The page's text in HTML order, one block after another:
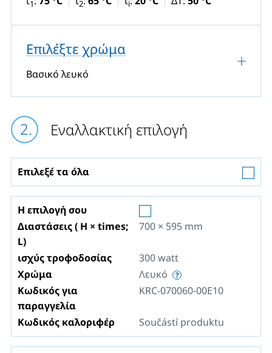
1 2 i
Επιλέξτε χρώμα
Βασικό λευκό
Εναλλακτική επιλογή
Επιλεξέ τα όλα
Η επιλογή σου
Διαστάσεις ( H × times;
L)
700 × 595 mm
ισχύς τροφοδοσίας 300watt
Χρώμα
Λευκό
Κωδικός για
παραγγελία
KRC-070060-00E10
Κωδικός καλοριφέρ Součástí produktu